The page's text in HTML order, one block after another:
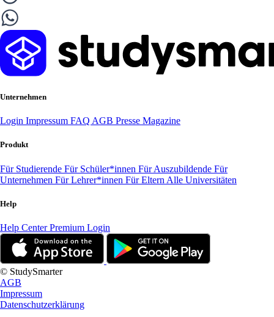
Unternehmen
Login Impressum FAQ AGB Presse Magazine
Produkt
Für Studierende Für Schüler*innen Für Auszubildende Für
Unternehmen Für Lehrer*innen Für Eltern Alle Universitäten
Help
Help CenterPremium Login
© StudySmarter
AGB
Impressum
Datenschutzerklärung